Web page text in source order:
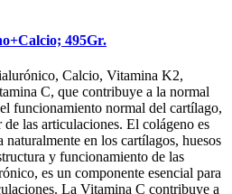
495Gr.
Calcio, Vitamina K2,
C, que contribuye a la normal
funcionamiento normal del cartílago,
las articulaciones. El colágeno es
naturalmente en los cartílagos, huesos
y funcionamiento de las
es un componente esencial para
La Vitamina C contribuye a